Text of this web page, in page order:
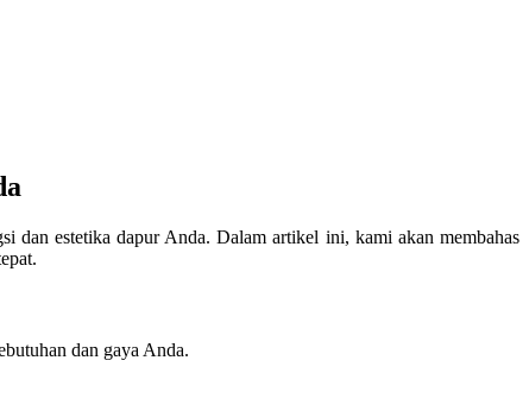
dan estetika dapur Anda. Dalam artikel ini, kami akan membahas
dan gaya Anda.